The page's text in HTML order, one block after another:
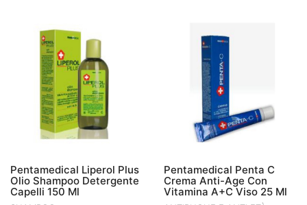
Pentamedical Liperol Plus
Olio Shampoo Detergente
Capelli 150 Ml
Pentamedical Penta C
Crema Anti-Age Con
Vitamina A+C Viso 25 Ml